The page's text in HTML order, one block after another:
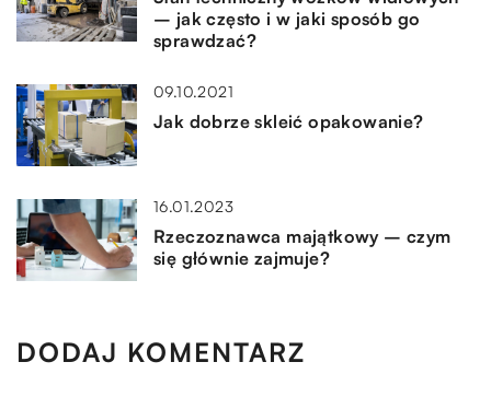
– jak często i w jaki sposób go
sprawdzać?
09.10.2021
Jak dobrze skleić opakowanie?
16.01.2023
Rzeczoznawca majątkowy – czym
się głównie zajmuje?
DODAJ KOMENTARZ